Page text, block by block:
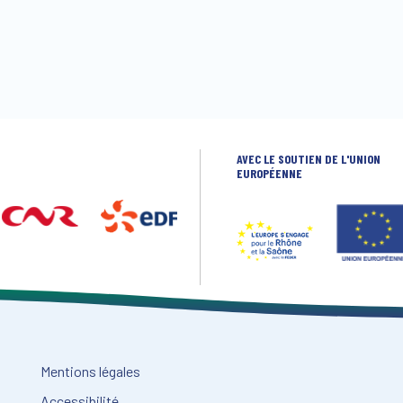
AVEC LE SOUTIEN DE L'UNION
EUROPÉENNE
Mentions légales